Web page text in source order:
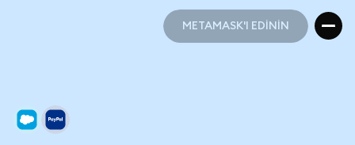
METAMASK'I EDİNİN